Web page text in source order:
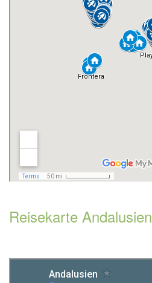
Reisekarte Andalusien